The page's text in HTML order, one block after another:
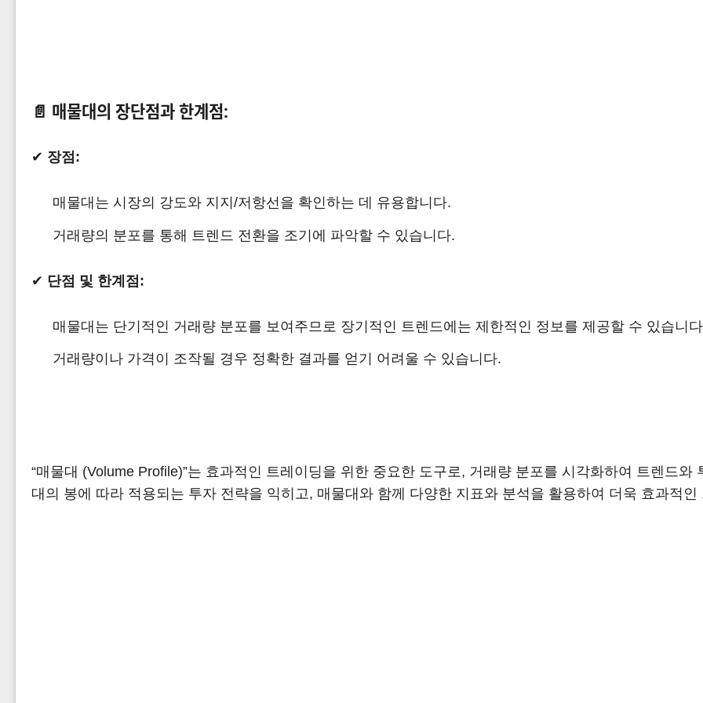
📄 매물대의 장단점과 한계점:
✔ 장점:
매물대는 시장의 강도와 지지/저항선을 확인하는 데 유용합니다.
거래량의 분포를 통해 트렌드 전환을 조기에 파악할 수 있습니다.
✔ 단점 및 한계점:
매물대는 단기적인 거래량 분포를 보여주므로 장기적인 트렌드에는 제한적인 정보를 제공할 수 있습니
거래량이나 가격이 조작될 경우 정확한 결과를 얻기 어려울 수 있습니다.
“매물대 (Volume Profile)”는 효과적인 트레이딩을 위한 중요한 도구로, 거래량 분포를 시각화하여 트렌드
대의 봉에 따라 적용되는 투자 전략을 익히고, 매물대와 함께 다양한 지표와 분석을 활용하여 더욱 효과적